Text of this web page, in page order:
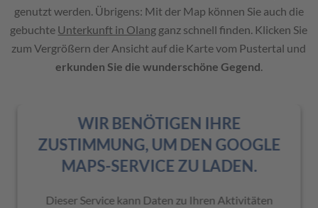
genutzt werden. Übrigens: Mit der Map können Sie auch die
gebuchte Unterkunft in Olang ganz schnell finden. Klicken Sie
zum Vergrößern der Ansicht auf die Karte vom Pustertal und
erkunden Sie die wunderschöne Gegend.
WIR BENÖTIGEN IHRE
ZUSTIMMUNG, UM DEN GOOGLE
MAPS-SERVICE ZU LADEN.
Dieser Service kann Daten zu Ihren Aktivitäten